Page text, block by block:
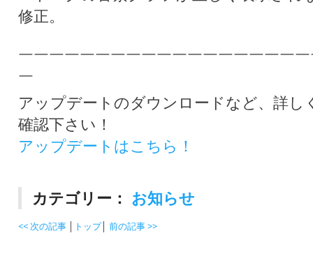
修正。
￣￣￣￣￣￣￣￣￣￣￣￣￣￣￣￣￣￣
￣
アップデートのダウンロードなど、詳
確認下さい！
アップデートはこちら！
カテゴリー： お知らせ
<< 次の記事 トップ│ 前の記事 >>